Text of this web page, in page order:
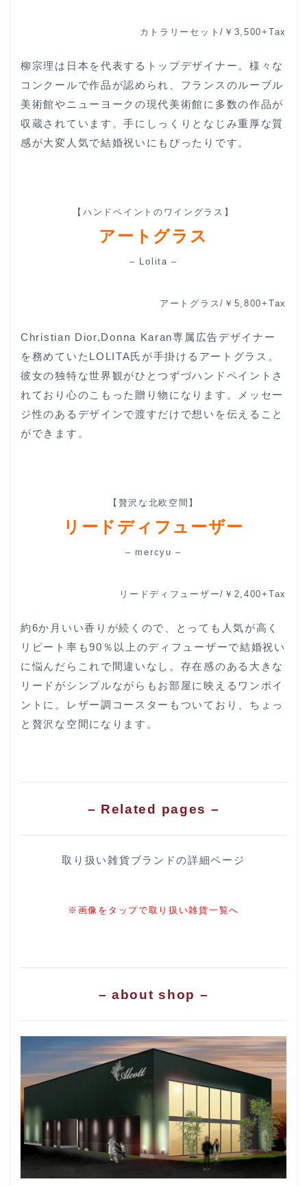
カトラリーセット/￥3,500+Tax
柳宗理は日本を代表するトップデザイナー。様々な
コンクールで作品が認められ、フランスのルーブル
美術館やニューヨークの現代美術館に多数の作品が
収蔵されています。手にしっくりとなじみ重厚な質
感が大変人気で結婚祝いにもぴったりです。
【ハンドペイントのワイングラス】
アートグラス
– Lolita –
アートグラス/￥5,800+Tax
Christian Dior,Donna Karan専属広告デザイナー
を務めていたLOLITA氏が手掛けるアートグラス。
彼女の独特な世界観がひとつずづハンドペイントさ
れており心のこもった贈り物になります。メッセー
ジ性のあるデザインで渡すだけで想いを伝えること
ができます。
【贅沢な北欧空間】
リードディフューザー
– mercyu –
リードディフューザー/￥2,400+Tax
約6か月いい香りが続くので、とっても人気が高く
リピート率も90％以上のディフューザーで結婚祝い
に悩んだらこれで間違いなし。存在感のある大きな
リードがシンプルながらもお部屋に映えるワンポイ
ントに。レザー調コースターもついており、ちょっ
と贅沢な空間になります。
– Related pages –
取り扱い雑貨ブランドの詳細ページ
※画像をタップで取り扱い雑貨一覧へ
– about shop –